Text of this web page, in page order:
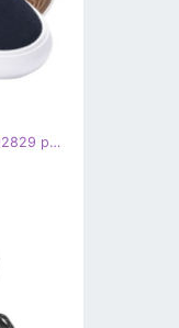
Adidași Iguana Osky Tb 92800602829 portocale